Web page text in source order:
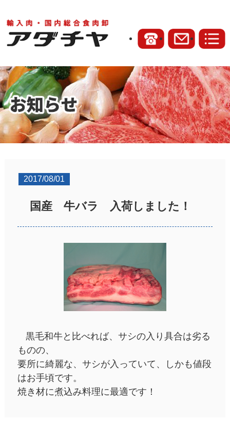
2017/08/01
国産 牛バラ 入荷しました！
黒毛和牛と比べれば、サシの入り具合は劣る
ものの、
要所に綺麗な、サシが入っていて、しかも値段
はお手頃です。
焼き材に煮込み料理に最適です！